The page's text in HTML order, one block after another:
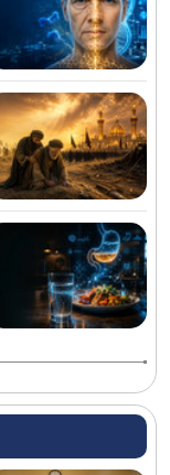
همتی: رسانه‌ها، رکن
تکنولوژیک در معادن
وزیر نفت: رسانه‌ها
سامانه جامع پایش
ورود بیش از ۳۳۰۰ زائر افغانستانی از مرز دوغارون به ایران
صنعت انرژی در
جراحی حکمرانی
پیش بینی رگبار و
کشور/صرفه اقتصادی ۴ برابری بهینه‌سازی نسبت به نیروگاه‌سازی